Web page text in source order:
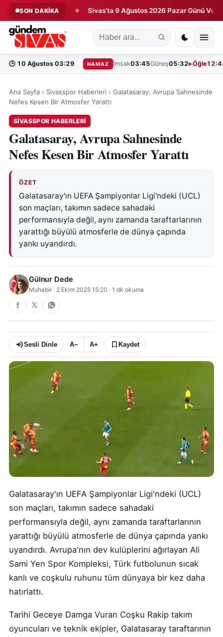
SON DAKİKA
Kaldırdı! ◆ Sivas’ta 9 Ağustos 2026 Pazar Günü Vefat
🕒 10 Ağustos 03:29 NAMAZ İmsak03:45Güneş05:32 Öğle
Ana Sayfa › Sivasspor Haberleri › Galatasaray, Avrupa Sahnesinde
Nefes Kesen Bir Atmosfer Yarattı
SIVASSPOR HABERLERI
Galatasaray, Avrupa Sahnesinde
Nefes Kesen Bir Atmosfer Yarattı
ÖZET
Galatasaray'ın UEFA Şampiyonlar Ligi'ndeki (UCL)
son maçları, takımın sadece sahadaki
performansıyla değil, aynı zamanda taraftarlarının
yarattığı büyülü atmosferle de dünya çapında
yankı uyandırdı.
Gülnur Dede
Muhabir · 2 Ekim 2025 15:20 · 1 dk okuma
Sesli Dinle A− A+ Kaydet
Galatasaray'ın UEFA Şampiyonlar Ligi'ndeki (UCL)
son maçları, takımın sadece sahadaki
performansıyla değil, aynı zamanda taraftarlarının
yarattığı büyülü atmosferle de dünya çapında yankı
uyandırdı. Avrupa'nın dev kulüplerini ağırlayan Ali
Sami Yen Spor Kompleksi, Türk futbolunun sıcak
kanlı ve coşkulu ruhunu tüm dünyaya bir kez daha
hatırlattı.
Tarihi Geceye Damga Vuran Coşku Rakip takım
oyuncuları ve teknik ekipler, Galatasaray taraftarının